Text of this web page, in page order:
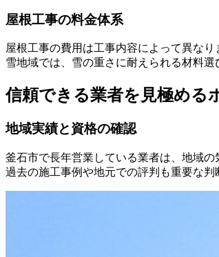
屋根工事の料金体系
屋根工事の費用は工事内容によって異な
雪地域では、雪の重さに耐えられる材料
信頼できる業者を見極める
地域実績と資格の確認
釜石市で長年営業している業者は、地域
過去の施工事例や地元での評判も重要な